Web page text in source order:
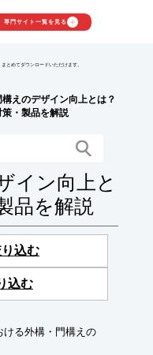
専門サイト一覧を見る
とめてダウンロードいただけます。
えのデザイン向上とは？
・製品を解説
イン向上と
品を解説
込む
込む
る外構・門構えの